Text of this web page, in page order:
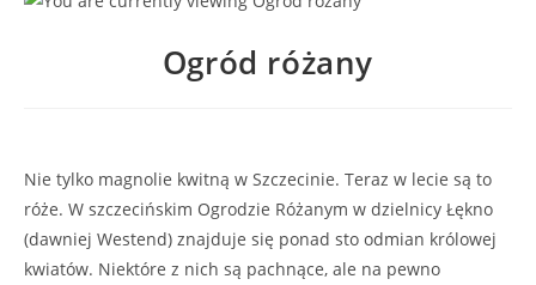
Ogród różany
Nie tylko magnolie kwitną w Szczecinie. Teraz w lecie są to
róże. W szczecińskim Ogrodzie Różanym w dzielnicy Łękno
(dawniej Westend) znajduje się ponad sto odmian królowej
kwiatów. Niektóre z nich są pachnące, ale na pewno